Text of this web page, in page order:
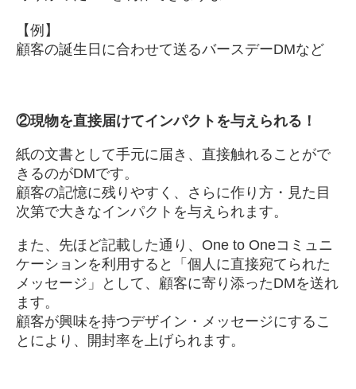
【例】
顧客の誕生日に合わせて送るバースデーDMなど
②現物を直接届けてインパクトを与えられる！
紙の文書として手元に届き、直接触れることがで
きるのがDMです。
顧客の記憶に残りやすく、さらに作り方・見た目
次第で大きなインパクトを与えられます。
また、先ほど記載した通り、One to Oneコミュニ
ケーションを利用すると「個人に直接宛てられた
メッセージ」として、顧客に寄り添ったDMを送れ
ます。
顧客が興味を持つデザイン・メッセージにするこ
とにより、開封率を上げられます。